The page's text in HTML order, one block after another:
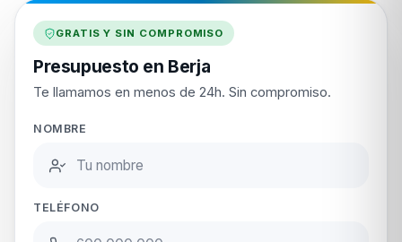
GRATIS Y SIN COMPROMISO
Presupuesto en Berja
Te llamamos en menos de 24h. Sin compromiso.
NOMBRE
TELÉFONO